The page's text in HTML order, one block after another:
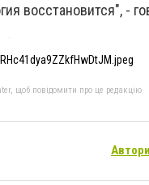
восстановится", -
щоб повідомити про це редакцію